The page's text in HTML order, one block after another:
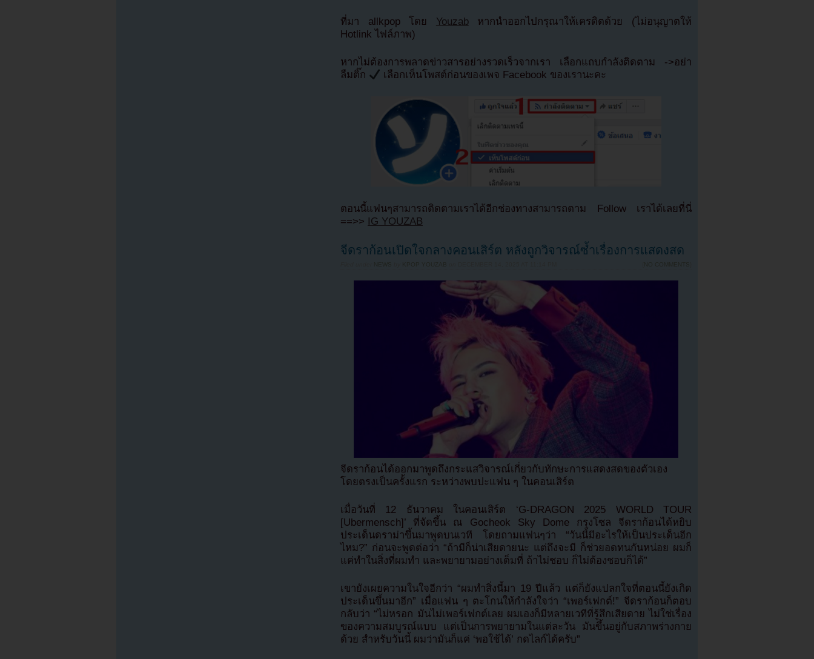
ที่มา allkpop โดย Youzabหากนำออกไปกรุณาให้เครดิตด้วย (ไม่อนุญาตให้
Hotlink ไฟล์ภาพ)
หากไม่ต้องการพลาดข่าวสารอย่างรวดเร็วจากเรา เลือกแถบกำลังติดตาม ->อย่า
ลืมติ๊ก
เลือกเห็นโพสต์ก่อนของเพจ Facebook ของเรานะคะ
ตอนนี้แฟนๆสามารถติดตามเราได้อีกช่องทางสามารถตาม Follow เราได้เลยที่นี่
==>> IG YOUZAB
จีดราก้อนเปิดใจกลางคอนเสิร์ต หลังถูกวิจารณ์ซ้ำเรื่องการแสดงสด
NEWS KPOP YOUZAB NO COMMENTS
จีดราก้อนได้ออกมาพูดถึงกระแสวิจารณ์เกี่ยวกับทักษะการแสดงสดของตัวเอง
โดยตรงเป็นครั้งแรก ระหว่างพบปะแฟน ๆ ในคอนเสิร์ต
เมื่อวันที่ 12 ธันวาคม ในคอนเสิร์ต ‘G-DRAGON 2025 WORLD TOUR
[Ubermensch]’ ที่จัดขึ้น ณ Gocheok Sky Dome กรุงโซล จีดราก้อนได้หยิบ
ประเด็นดราม่าขึ้นมาพูดบนเวที โดยถามแฟนๆว่า “วันนี้มีอะไรให้เป็นประเด็นอีก
ไหม?” ก่อนจะพูดต่อว่า “ถ้ามีก็น่าเสียดายนะ แต่ถึงจะมี ก็ช่วยอดทนกันหน่อย ผมก็
แค่ทำในสิ่งที่ผมทำ และพยายามอย่างเต็มที่ ถ้าไม่ชอบ ก็ไม่ต้องชอบก็ได้”
เขายังเผยความในใจอีกว่า “ผมทำสิ่งนี้มา 19 ปีแล้ว แต่ก็ยังแปลกใจที่ตอนนี้ยังเกิด
ประเด็นขึ้นมาอีก” เมื่อแฟน ๆ ตะโกนให้กำลังใจว่า “เพอร์เฟกต์!” จีดราก้อนก็ตอบ
กลับว่า “ไม่หรอก มันไม่เพอร์เฟกต์เลย ผมเองก็มีหลายเวทีที่รู้สึกเสียดาย ไม่ใช่เรื่อง
ของความสมบูรณ์แบบ แต่เป็นการพยายามในแต่ละวัน มันขึ้นอยู่กับสภาพร่างกาย
ด้วย สำหรับวันนี้ ผมว่ามันก็แค่ ‘พอใช้ได้’ กดไลก์ได้ครับ”